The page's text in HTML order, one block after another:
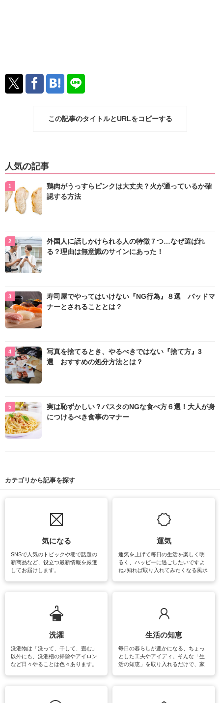
この記事のタイトルとURLをコピーする
人気の記事
鶏肉がうっすらピンクは大丈夫？火が通っているか確
認する方法
外国人に話しかけられる人の特徴７つ…なぜ選ばれ
る？理由は無意識のサインにあった！
寿司屋でやってはいけない『NG行為』８選 バッドマ
ナーとされることとは？
写真を捨てるとき、やるべきではない『捨て方』3
選 おすすめの処分方法とは？
実は恥ずかしい？パスタのNGな食べ方６選！大人が身
につけるべき食事のマナー
カテゴリから記事を探す
気になる
SNSで人気のトピックや巷で話題の
新商品など、役立つ最新情報を厳選
してお届けします。
運気
運気を上げて毎日の生活を楽しく明
るく、ハッピーに過ごしたいですよ
ね♪知れば取り入れてみたくなる風水
洗濯
洗濯物は「洗って、干して、畳む」
以外にも、洗濯槽の掃除やアイロン
など日々やることは色々あります。
生活の知恵
毎日の暮らしが豊かになる、ちょっ
とした工夫やアイディ。そんな「生
活の知恵」を取り入れるだけで、家